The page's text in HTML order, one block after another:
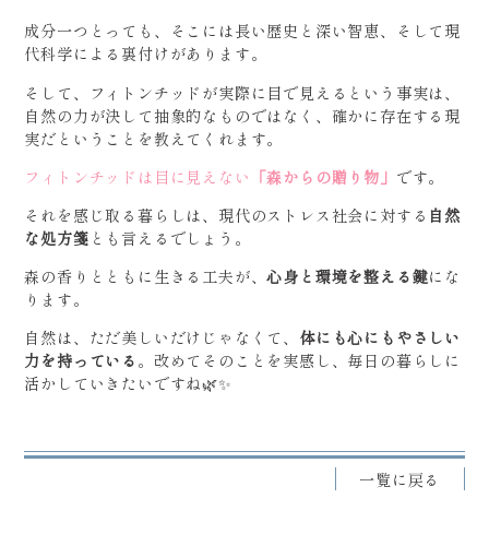
成分一つとっても、そこには長い歴史と深い智恵、そして現
代科学による裏付けがあります。
そして、フィトンチッドが実際に目で見えるという事実は、
自然の力が決して抽象的なものではなく、確かに存在する現
実だということを教えてくれます。
フィトンチッドは目に見えない 「森からの贈り物」 です。
それを感じ取る暮らしは、現代のストレス社会に対する 自然
な処方箋 とも言えるでしょう。
森の香りとともに生きる工夫が、心身と環境を整える鍵にな
ります。
自然は、ただ美しいだけじゃなくて、 体にも心にもやさしい
力を持っている。改めてそのことを実感し、毎日の暮らしに
活かしていきたいですね🌿✨
一覧に戻る